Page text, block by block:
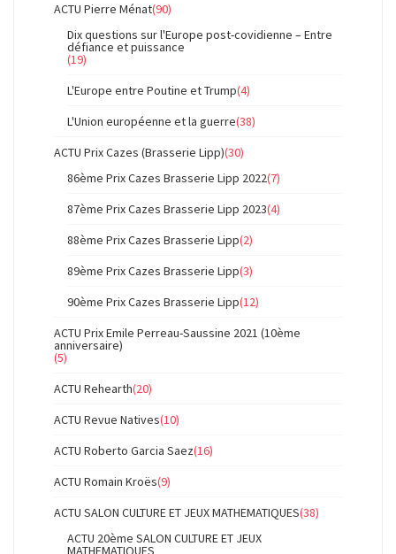
ACTU Pierre Ménat(90)
Dix questions sur l'Europe post-covidienne – Entre
défiance et puissance
(19)
L'Europe entre Poutine et Trump(4)
L'Union européenne et la guerre(38)
ACTU Prix Cazes (Brasserie Lipp)(30)
86ème Prix Cazes Brasserie Lipp 2022(7)
87ème Prix Cazes Brasserie Lipp 2023(4)
88ème Prix Cazes Brasserie Lipp(2)
89ème Prix Cazes Brasserie Lipp(3)
90ème Prix Cazes Brasserie Lipp(12)
ACTU Prix Emile Perreau-Saussine 2021 (10ème
anniversaire)
(5)
ACTU Rehearth(20)
ACTU Revue Natives(10)
ACTU Roberto Garcia Saez(16)
ACTU Romain Kroës(9)
ACTU SALON CULTURE ET JEUX MATHEMATIQUES(38)
ACTU 20ème SALON CULTURE ET JEUX
MATHEMATIQUES